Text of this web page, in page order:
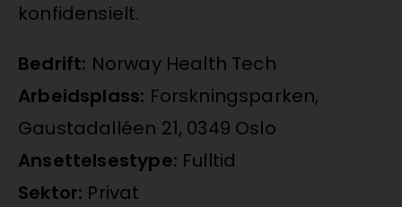
konfidensielt.
Bedrift: Norway Health Tech
Arbeidsplass: Forskningsparken,
Gaustadalléen 21, 0349 Oslo
Ansettelsestype: Fulltid
Sektor: Privat